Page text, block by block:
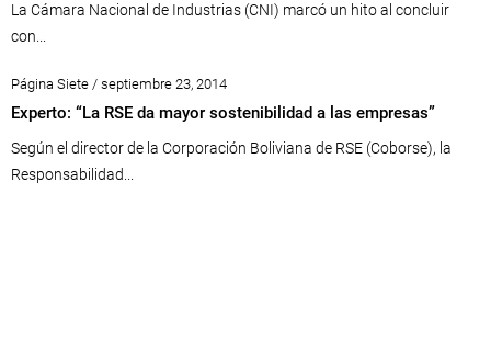
La Cámara Nacional de Industrias (CNI) marcó un hito al concluir
con...
Página Siete / septiembre 23, 2014
Experto: “La RSE da mayor sostenibilidad a las empresas”
Según el director de la Corporación Boliviana de RSE (Coborse), la
Responsabilidad...